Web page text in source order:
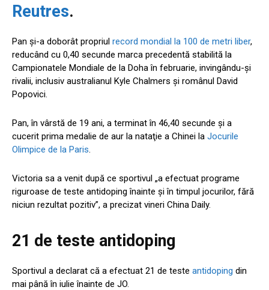
Reutres.
Pan și-a doborât propriul record mondial la 100 de metri liber,
reducând cu 0,40 secunde marca precedentă stabilită la
Campionatele Mondiale de la Doha în februarie, invingându-și
rivalii, inclusiv australianul Kyle Chalmers și românul David
Popovici.
Pan, în vârstă de 19 ani, a terminat în 46,40 secunde şi a
cucerit prima medalie de aur la nataţie a Chinei la Jocurile
Olimpice de la Paris.
Victoria sa a venit după ce sportivul „a efectuat programe
riguroase de teste antidoping înainte şi în timpul jocurilor, fără
niciun rezultat pozitiv”, a precizat vineri China Daily.
21 de teste antidoping
Sportivul a declarat că a efectuat 21 de teste antidoping din
mai până în iulie înainte de JO.